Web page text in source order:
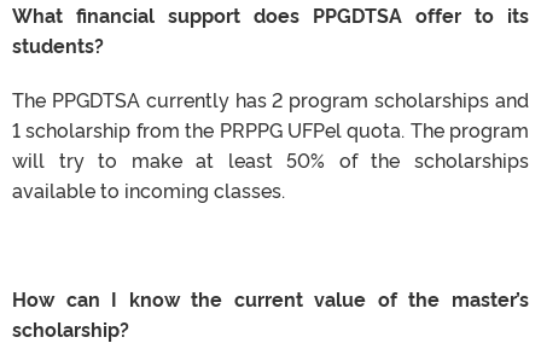
What financial support does PPGDTSA offer to its
students?
The PPGDTSA currently has 2 program scholarships and
1 scholarship from the PRPPG UFPel quota. The program
will try to make at least 50% of the scholarships
available to incoming classes.
How can I know the current value of the master’s
scholarship?